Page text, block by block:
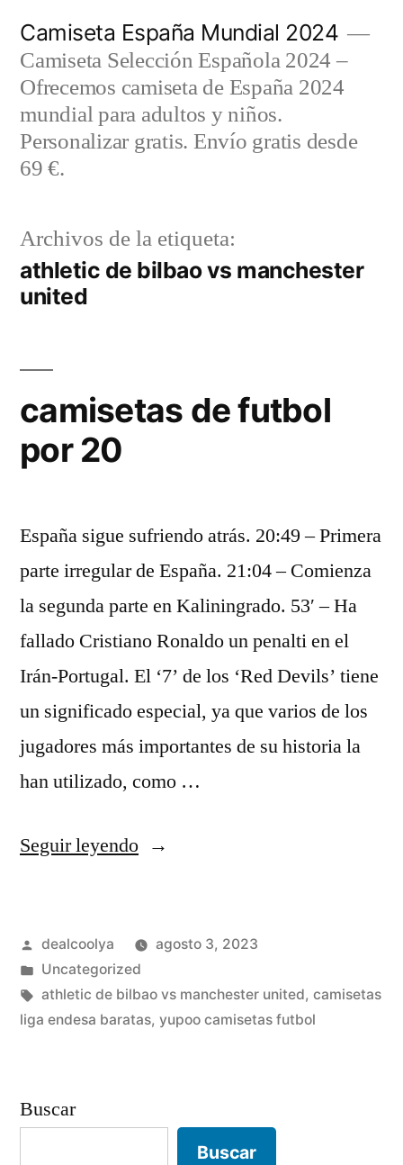
contenido
Camiseta España Mundial 2024
Camiseta Selección Española 2024 –
Ofrecemos camiseta de España 2024
mundial para adultos y niños.
Personalizar gratis. Envío gratis desde
69 €.
Archivos de la etiqueta:
athletic de bilbao vs manchester
united
camisetas de futbol
por 20
España sigue sufriendo atrás. 20:49 – Primera
parte irregular de España. 21:04 – Comienza
la segunda parte en Kaliningrado. 53′ – Ha
fallado Cristiano Ronaldo un penalti en el
Irán-Portugal. El ‘7’ de los ‘Red Devils’ tiene
un significado especial, ya que varios de los
jugadores más importantes de su historia la
han utilizado, como …
Seguir leyendo«camisetas
por
20»
Publicado
por
dealcoolya
agosto 3, 2023
Publicado
en
Uncategorized
Etiquetas:
athletic de bilbao vs manchester united, camisetas
liga endesa baratas, yupoo camisetas futbol
Buscar
Buscar